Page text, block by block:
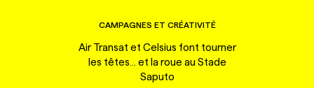
CAMPAGNES ET CRÉATIVITÉ
Air Transat et Celsius font tourner
les têtes... et la roue au Stade
Saputo